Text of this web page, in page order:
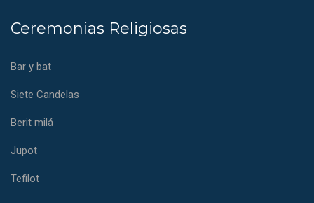
Ceremonias Religiosas
Bar y bat
Siete Candelas
Berit milá
Jupot
Tefilot